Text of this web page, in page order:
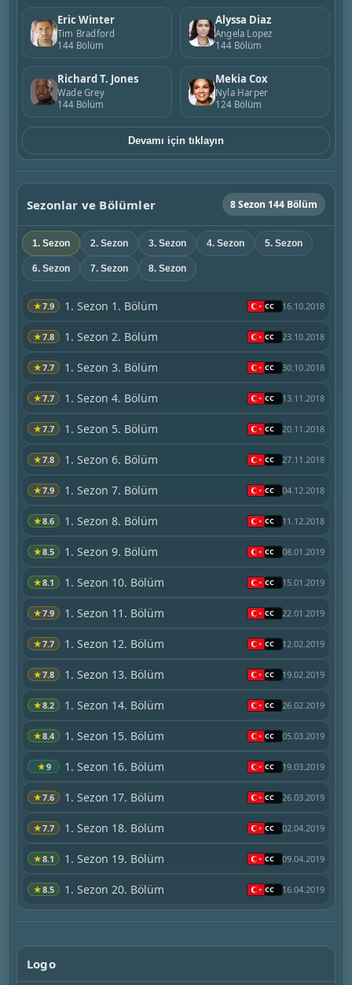
Eric Winter
Tim Bradford
144 Bölüm
Alyssa Diaz
Angela Lopez
144 Bölüm
Richard T. Jones
Wade Grey
144 Bölüm
Mekia Cox
Nyla Harper
124 Bölüm
Devamı için tıklayın
Sezonlar ve Bölümler 8 Sezon 144 Bölüm
1. Sezon 2. Sezon 3. Sezon 4. Sezon 5. Sezon
6. Sezon 7. Sezon 8. Sezon
★7.9 1. Sezon 1. Bölüm 16.10.2018
★7.8 1. Sezon 2. Bölüm 23.10.2018
★7.7 1. Sezon 3. Bölüm 30.10.2018
★7.7 1. Sezon 4. Bölüm 13.11.2018
★7.7 1. Sezon 5. Bölüm 20.11.2018
★7.8 1. Sezon 6. Bölüm 27.11.2018
★7.9 1. Sezon 7. Bölüm 04.12.2018
★8.6 1. Sezon 8. Bölüm 11.12.2018
★8.5 1. Sezon 9. Bölüm 08.01.2019
★8.1 1. Sezon 10. Bölüm 15.01.2019
★7.9 1. Sezon 11. Bölüm 22.01.2019
★7.7 1. Sezon 12. Bölüm 12.02.2019
★7.8 1. Sezon 13. Bölüm 19.02.2019
★8.2 1. Sezon 14. Bölüm 26.02.2019
★8.4 1. Sezon 15. Bölüm 05.03.2019
★9 1. Sezon 16. Bölüm 19.03.2019
★7.6 1. Sezon 17. Bölüm 26.03.2019
★7.7 1. Sezon 18. Bölüm 02.04.2019
★8.1 1. Sezon 19. Bölüm 09.04.2019
★8.5 1. Sezon 20. Bölüm 16.04.2019
Logo